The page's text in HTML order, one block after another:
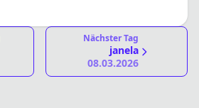
Nächster Tag
janela
08.03.2026